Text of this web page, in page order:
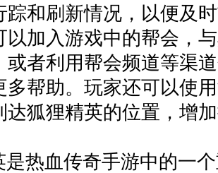
踪和刷新情况，以便及
以加入游戏中的帮会，
或者利用帮会频道等渠
多帮助。玩家还可以使
达狐狸精英的位置，增
是热血传奇手游中的一